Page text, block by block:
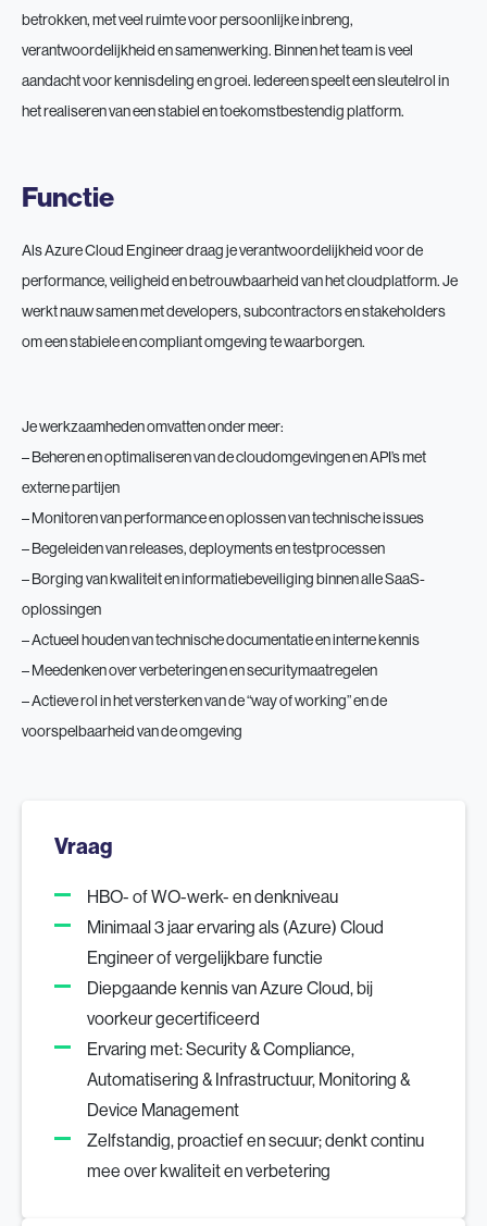
betrokken, met veel ruimte voor persoonlijke inbreng,
verantwoordelijkheid en samenwerking. Binnen het team is veel
aandacht voor kennisdeling en groei. Iedereen speelt een sleutelrol in
het realiseren van een stabiel en toekomstbestendig platform.
Functie
Als Azure Cloud Engineer draag je verantwoordelijkheid voor de
performance, veiligheid en betrouwbaarheid van het cloudplatform. Je
werkt nauw samen met developers, subcontractors en stakeholders
om een stabiele en compliant omgeving te waarborgen.
Je werkzaamheden omvatten onder meer:
– Beheren en optimaliseren van de cloudomgevingen en API’s met
externe partijen
– Monitoren van performance en oplossen van technische issues
– Begeleiden van releases, deployments en testprocessen
– Borging van kwaliteit en informatiebeveiliging binnen alle SaaS-
oplossingen
– Actueel houden van technische documentatie en interne kennis
– Meedenken over verbeteringen en securitymaatregelen
– Actieve rol in het versterken van de “way of working” en de
voorspelbaarheid van de omgeving
Vraag
HBO- of WO-werk- en denkniveau
Minimaal 3 jaar ervaring als (Azure) Cloud
Engineer of vergelijkbare functie
Diepgaande kennis van Azure Cloud, bij
voorkeur gecertificeerd
Ervaring met: Security & Compliance,
Automatisering & Infrastructuur, Monitoring &
Device Management
Zelfstandig, proactief en secuur; denkt continu
mee over kwaliteit en verbetering